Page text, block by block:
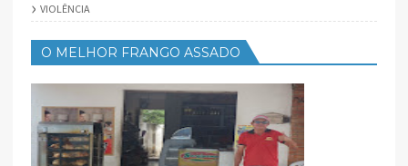
VIOLÊNCIA
O MELHOR FRANGO ASSADO